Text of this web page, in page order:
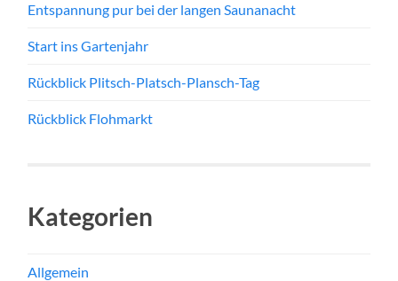
Entspannung pur bei der langen Saunanacht
Start ins Gartenjahr
Rückblick Plitsch-Platsch-Plansch-Tag
Rückblick Flohmarkt
Kategorien
Allgemein